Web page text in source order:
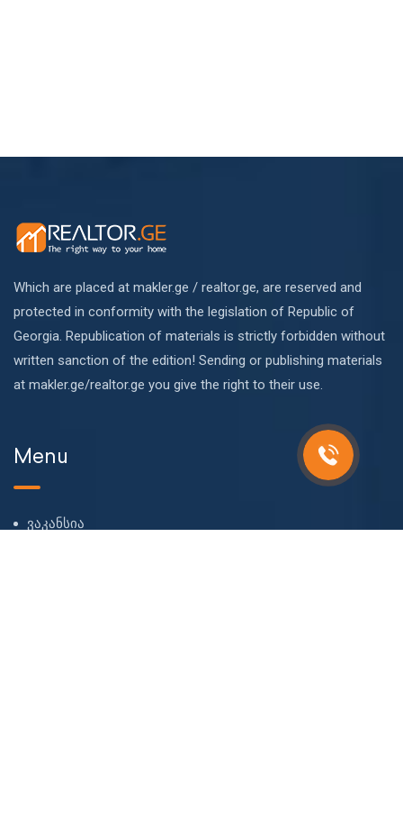
Which are placed at makler.ge / realtor.ge, are reserved and
protected in conformity with the legislation of Republic of
Georgia. Republication of materials is strictly forbidden without
written sanction of the edition! Sending or publishing materials
at makler.ge/realtor.ge you give the right to their use.
Menu
ვაკანსია